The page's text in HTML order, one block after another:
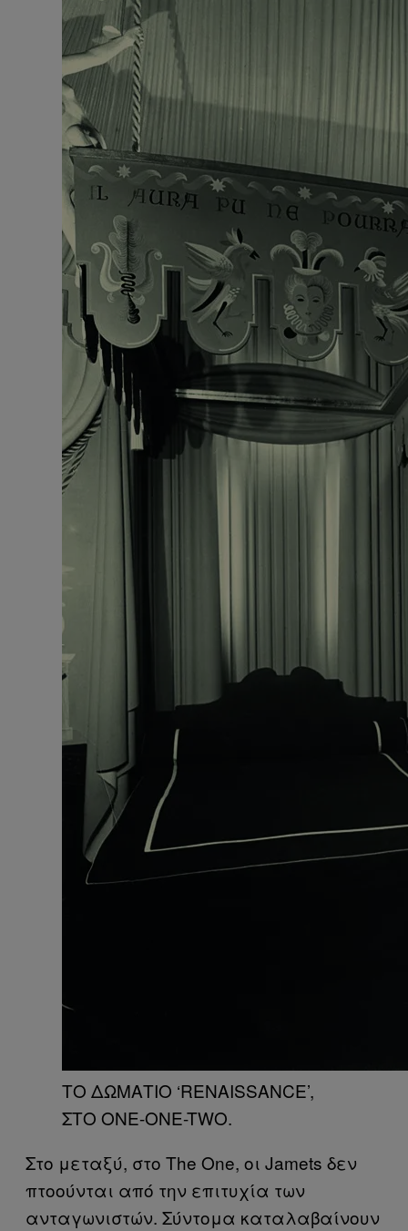
ΤΟ ΔΩΜΑΤΙΟ ‘RENAISSANCE’,
ΣΤΟ ONE-ONE-TWO.
Στο μεταξύ, στο The One, οι Jamets δεν
πτοούνται από την επιτυχία των
ανταγωνιστών. Σύντομα καταλαβαίνουν